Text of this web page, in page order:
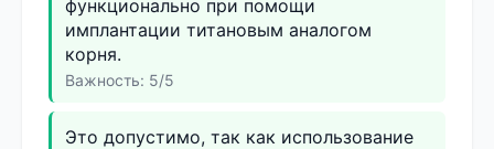
функционально при помощи
имплантации титановым аналогом
корня.
Важность: 5/5
Это допустимо, так как использование